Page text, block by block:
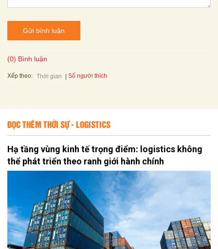
Gửi bình luận
(0) Bình luận
Xếp theo: Thời gian Số người thích
ĐỌC THÊM THỜI SỰ - LOGISTICS
Hạ tầng vùng kinh tế trọng điểm: logistics không
thể phát triển theo ranh giới hành chính